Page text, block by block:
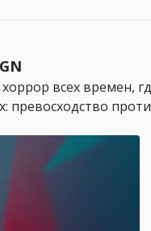
всех времен,